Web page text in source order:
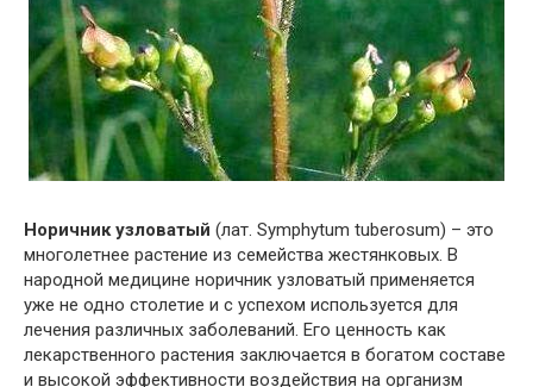
Норичник узловатый (лат. Symphytum tuberosum) – это
многолетнее растение из семейства жестянковых. В
народной медицине норичник узловатый применяется
уже не одно столетие и с успехом используется для
лечения различных заболеваний. Его ценность как
лекарственного растения заключается в богатом составе
и высокой эффективности воздействия на организм